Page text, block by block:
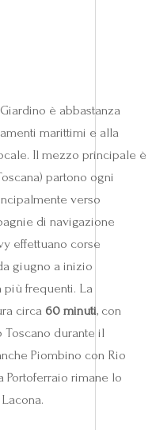
è abbastanza
marittimi e alla
Il mezzo principale è
partono ogni
verso
di navigazione
effettuano corse
giugno a inizio
più frequenti. La
circa 60 minuti, con
Toscano durante il
Piombino con Rio
Portoferraio rimane lo